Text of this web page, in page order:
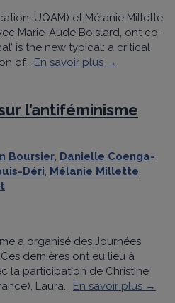
UQAM) et Mélanie Millette
Marie-Aude Boislard, ont co-
is the new typical: a critical
of... En savoir plus →
l’antiféminisme
Boursier, Danielle Coenga-
Déri, Mélanie Millette,
a organisé des Journées
dernières ont eu lieu à
la participation de Christine
Laura... En savoir plus →